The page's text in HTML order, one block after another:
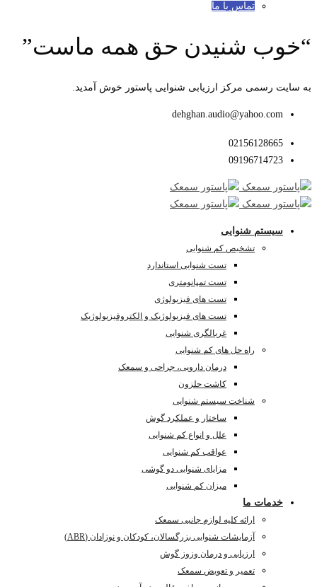
تماس با ما
“خوب شنیدن حق همه ماست”
به سایت رسمی مرکز ارزیابی شنوایی پاستور خوش آمدید.
dehghan.audio@yahoo.com
02156128665
09196714723
سیستم شنوایی
تشخیص کم شنوایی
تست شنوایی استاندارد
تست تمپانومتری
تست های فیزیولوژی
تست های فیزیولوژیک و الکتروفیزیولوژیک
غربالگری شنوایی
راه حل های کم شنوایی
درمان دارویی، جراحی و سمعک
کاشت حلزون
شناخت سیستم شنوایی
ساختار و عملکرد گوش
علل و انواع کم شنوایی
عواقب کم شنوایی
مزایای شنوایی دو گوشی
میزان کم شنوایی
خدمات ما
ارائه کلیه لوازم جانبی سمعک
آزمایشات شنوایی بزرگسالان، کودکان و نوزادان (ABR)
ارزیابی و درمان وزوز گوش
تعمیر و تعویض سمعک